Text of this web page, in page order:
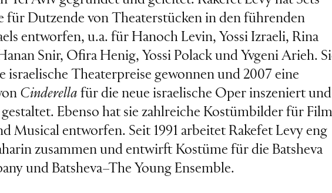
für Dutzende von Theaterstücken in den führenden
entworfen, u.a. für Hanoch Levin, Yossi Izraeli, Rina
Snir, Ofira Henig, Yossi Polack und Yvgeni Arieh.
israelische Theaterpreise gewonnen und 2007 eine
Cinderella für die neue israelische Oper inszeniert und
Ebenso hat sie zahlreiche Kostümbilder für
Musical entworfen. Seit 1991 arbeitet Rakefet Levy eng
zusammen und entwirft Kostüme für die Batsheva
und Batsheva–The Young Ensemble.